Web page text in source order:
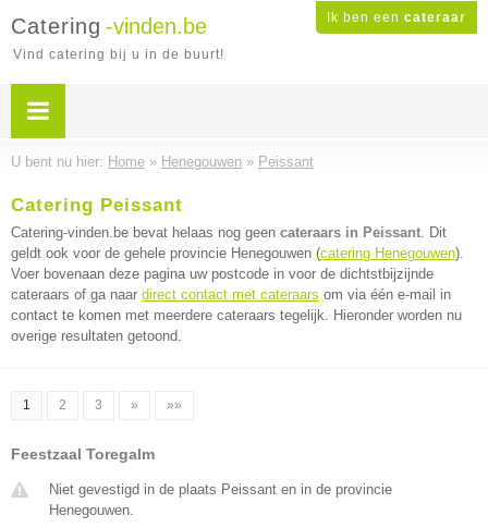
Ik ben een cateraar
Catering -vinden.be
Vind catering bij u in de buurt!
U bent nu hier: Home » Henegouwen » Peissant
Catering Peissant
Catering-vinden.be bevat helaas nog geen cateraars in Peissant. Dit
geldt ook voor de gehele provincie Henegouwen (catering Henegouwen).
Voer bovenaan deze pagina uw postcode in voor de dichtstbijzijnde
cateraars of ga naar direct contact met cateraars om via één e-mail in
contact te komen met meerdere cateraars tegelijk. Hieronder worden nu
overige resultaten getoond.
1 2 3 » »»
Feestzaal Toregalm
Niet gevestigd in de plaats Peissant en in de provincie
Henegouwen.